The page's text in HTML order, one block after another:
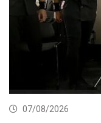
07/08/2026